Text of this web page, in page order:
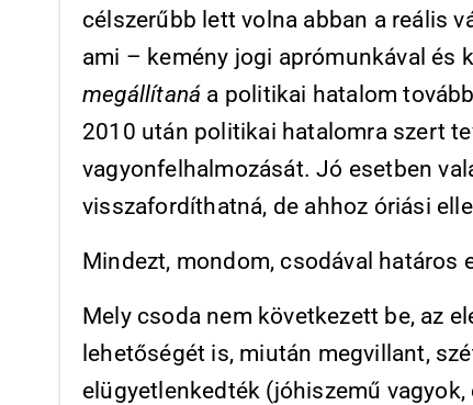
célszerűbb lett volna abban a reális
ami – kemény jogi aprómunkával és
megállítaná a politikai hatalom
2010 után politikai hatalomra szert
vagyonfelhalmozását. Jó esetben
visszafordíthatná, de ahhoz óriási
Mindezt, mondom, csodával határos
Mely csoda nem következett be, az
lehetőségét is, miután megvillant,
elügyetlenkedték (jóhiszemű